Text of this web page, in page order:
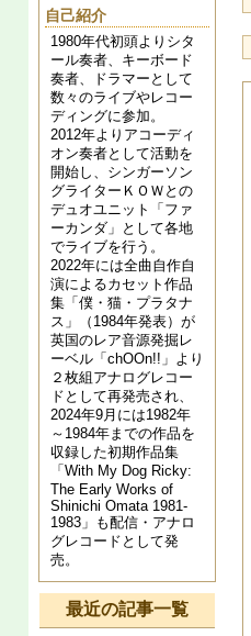
自己紹介
1980年代初頭よりシタ
ール奏者、キーボード
奏者、ドラマーとして
数々のライブやレコー
ディングに参加。
2012年よりアコーディ
オン奏者として活動を
開始し、シンガーソン
グライターＫＯＷとの
デュオユニット「ファ
ーカンダ」として各地
でライブを行う。
2022年には全曲自作自
演によるカセット作品
集「僕・猫・プラタナ
ス」（1984年発表）が
英国のレア音源発掘レ
ーベル「chOOn!!」より
２枚組アナログレコー
ドとして再発売され、
2024年9月には1982年
～1984年までの作品を
収録した初期作品集
「With My Dog Ricky:
The Early Works of
Shinichi Omata 1981​-​
1983」も配信・アナロ
グレコードとして発
売。
最近の記事一覧